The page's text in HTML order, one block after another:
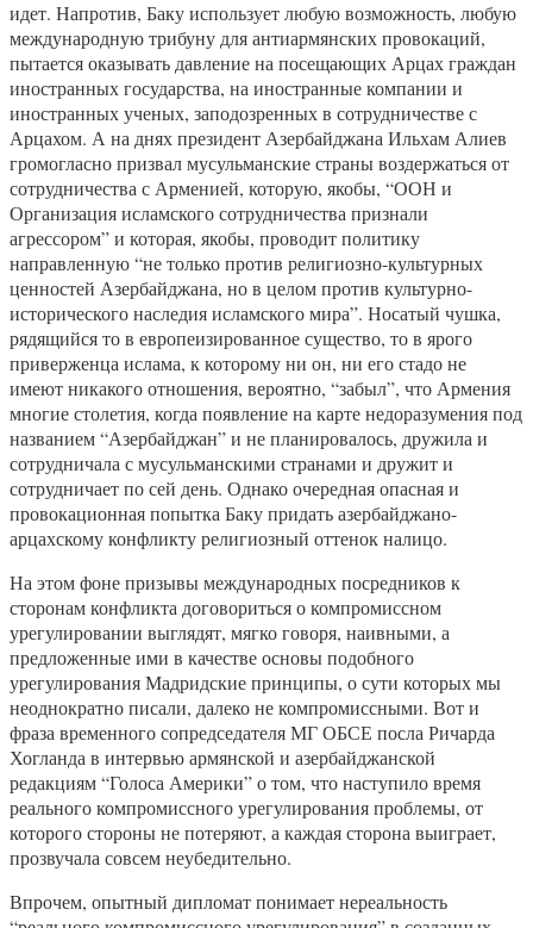
идет. Напротив, Баку использует любую возможность, любую
международную трибуну для антиармянских провокаций,
пытается оказывать давление на посещающих Арцах граждан
иностранных государства, на иностранные компании и
иностранных ученых, заподозренных в сотрудничестве с
Арцахом. А на днях президент Азербайджана Ильхам Алиев
громогласно призвал мусульманские страны воздержаться от
сотрудничества с Арменией, которую, якобы, “ООН и
Организация исламского сотрудничества признали
агрессором” и которая, якобы, проводит политику
направленную “не только против религиозно-культурных
ценностей Азербайджана, но в целом против культурно-
исторического наследия исламского мира”. Носатый чушка,
рядящийся то в европеизированное существо, то в ярого
приверженца ислама, к которому ни он, ни его стадо не
имеют никакого отношения, вероятно, “забыл”, что Армения
многие столетия, когда появление на карте недоразумения под
названием “Азербайджан” и не планировалось, дружила и
сотрудничала с мусульманскими странами и дружит и
сотрудничает по сей день. Однако очередная опасная и
провокационная попытка Баку придать азербайджано-
арцахскому конфликту религиозный оттенок налицо.
На этом фоне призывы международных посредников к
сторонам конфликта договориться о компромиссном
урегулировании выглядят, мягко говоря, наивными, а
предложенные ими в качестве основы подобного
урегулирования Мадридские принципы, о сути которых мы
неоднократно писали, далеко не компромиссными. Вот и
фраза временного сопредседателя МГ ОБСЕ посла Ричарда
Хогланда в интервью армянской и азербайджанской
редакциям “Голоса Америки” о том, что наступило время
реального компромиссного урегулирования проблемы, от
которого стороны не потеряют, а каждая сторона выиграет,
прозвучала совсем неубедительно.
Впрочем, опытный дипломат понимает нереальность